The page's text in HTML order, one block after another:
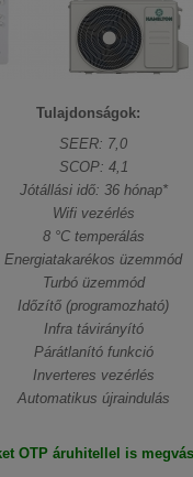
Tulajdonságok:
SEER: 7,0
SCOP: 4,1
Jótállási idő: 36 hónap*
Wifi vezérlés
8 °C temperálás
Energiatakarékos üzemmód
Turbó üzemmód
Időzítő (programozható)
Infra távirányító
Párátlanító funkció
Inverteres vezérlés
Automatikus újraindulás
OTP áruhitellel is